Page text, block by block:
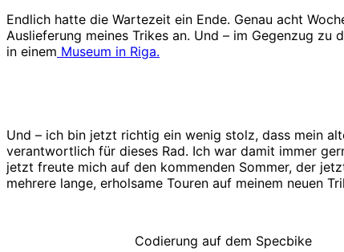
Endlich hatte die Wartezeit ein Ende. Genau acht
Auslieferung meines Trikes an. Und – im Gegenzug
in einem Museum in Riga.
Und – ich bin jetzt richtig ein wenig stolz, dass mein
verantwortlich für dieses Rad. Ich war damit immer
jetzt freute mich auf den kommenden Sommer, der
mehrere lange, erholsame Touren auf meinem neuen
Codierung auf dem Specbike